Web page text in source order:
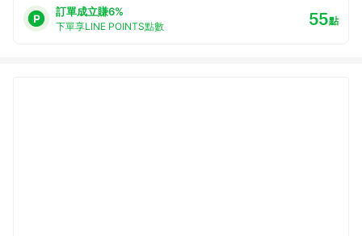
訂單成立賺6%
下單享LINE POINTS點數 55點